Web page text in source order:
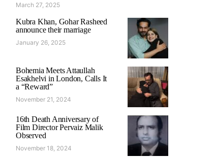
March 27, 2025
Kubra Khan, Gohar Rasheed
announce their marriage
January 26, 2025
Bohemia Meets Attaullah
Esakhelvi in London, Calls It
a “Reward”
November 21, 2024
16th Death Anniversary of
Film Director Pervaiz Malik
Observed
November 18, 2024